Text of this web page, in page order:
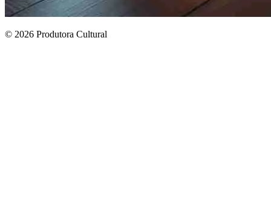
© 2026 Produtora Cultural